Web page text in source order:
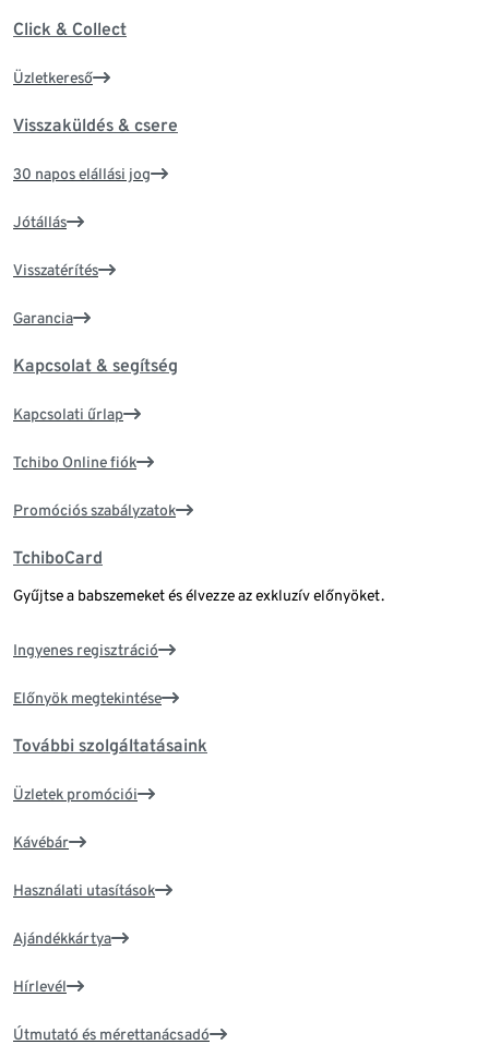
Click & Collect
Üzletkereső
Visszaküldés & csere
30 napos elállási jog
Jótállás
Visszatérítés
Garancia
Kapcsolat & segítség
Kapcsolati űrlap
Tchibo Online fiók
Promóciós szabályzatok
TchiboCard
Gyűjtse a babszemeket és élvezze az exkluzív előnyöket.
Ingyenes regisztráció
Előnyök megtekintése
További szolgáltatásaink
Üzletek promóciói
Kávébár
Használati utasítások
Ajándékkártya
Hírlevél
Útmutató és mérettanácsadó